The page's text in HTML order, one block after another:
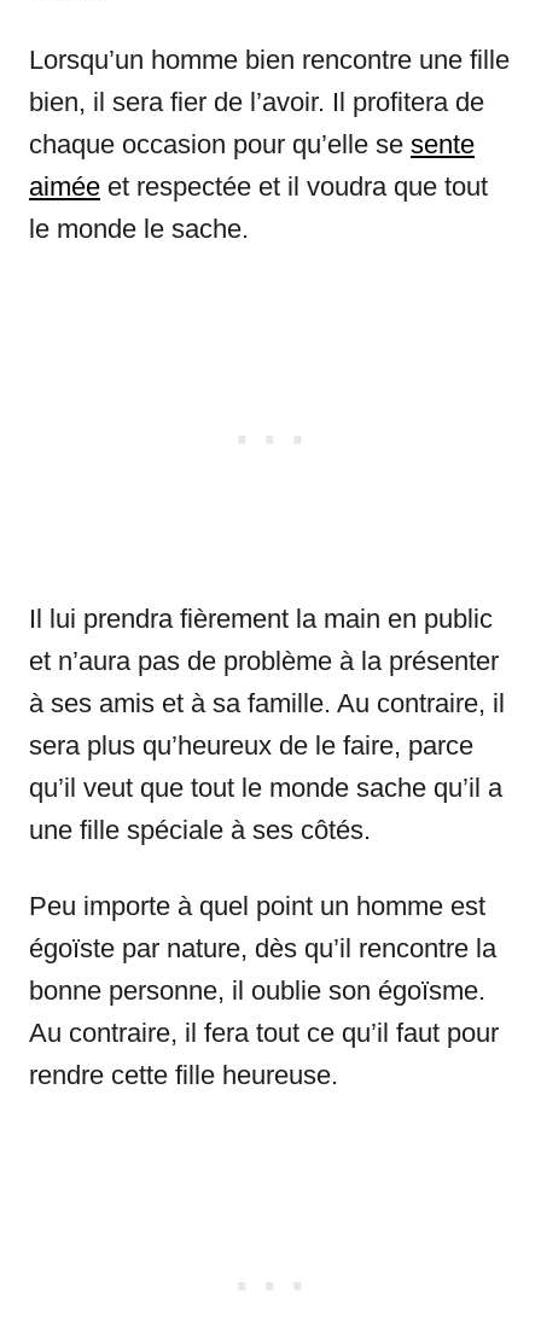
Lorsqu’un homme bien rencontre une fille
bien, il sera fier de l’avoir. Il profitera de
chaque occasion pour qu’elle se sente
aimée et respectée et il voudra que tout
le monde le sache.
Il lui prendra fièrement la main en public
et n’aura pas de problème à la présenter
à ses amis et à sa famille. Au contraire, il
sera plus qu’heureux de le faire, parce
qu’il veut que tout le monde sache qu’il a
une fille spéciale à ses côtés.
Peu importe à quel point un homme est
égoïste par nature, dès qu’il rencontre la
bonne personne, il oublie son égoïsme.
Au contraire, il fera tout ce qu’il faut pour
rendre cette fille heureuse.